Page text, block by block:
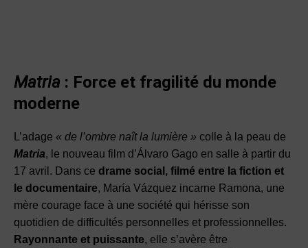
Matria : Force et fragilité du monde
moderne
L’adage « de l’ombre naît la lumière » colle à la peau de
Matria, le nouveau film d’Álvaro Gago en salle à partir du
17 avril. Dans ce drame social, filmé entre la fiction et
le documentaire, María Vázquez incarne Ramona, une
mère courage face à une société qui hérisse son
quotidien de difficultés personnelles et professionnelles.
Rayonnante et puissante, elle s’avère être